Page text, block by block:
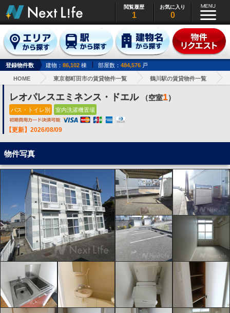
閲覧履歴
1
お気に入り
0
登録物件数 建物： 86,102 棟 部屋数： 484,576 戸
HOME 東京都町田市の賃貸物件一覧 鶴川駅の賃貸物件一覧
レオパレスエミネンス・ドエル （空室1）
バス・トイレ別 室内洗濯機置場
【更新】2026/08/09
物件写真